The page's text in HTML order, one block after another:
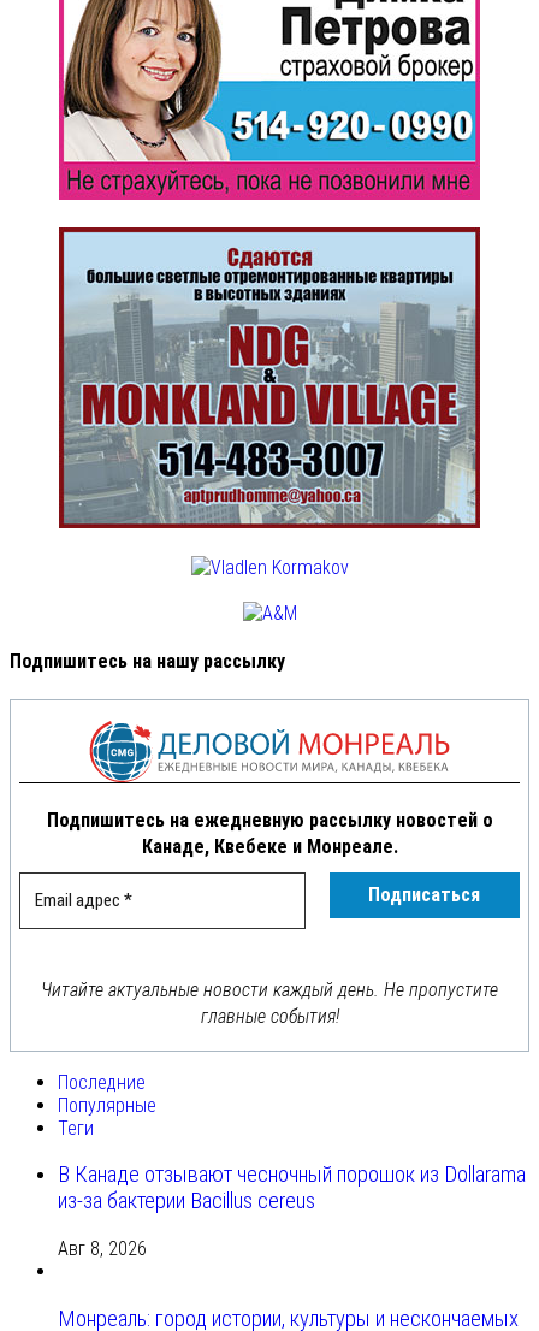
Подпишитесь на нашу рассылку
Подпишитесь на ежедневную рассылку новостей о
Канаде, Квебеке и Монреале.
Читайте актуальные новости каждый день. Не пропустите
главные события!
Последние
Популярные
Теги
В Канаде отзывают чесночный порошок из Dollarama
из-за бактерии Bacillus cereus
Авг 8, 2026
Монреаль: город истории, культуры и нескончаемых